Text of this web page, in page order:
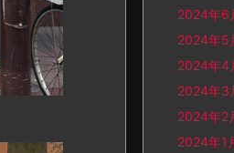
2024年6
2024年5
2024年4
2024年3
2024年2
2024年1